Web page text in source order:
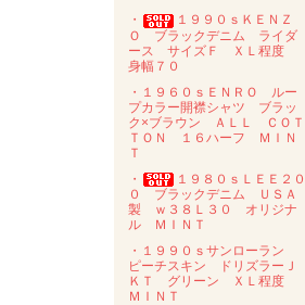
・
１９９０ｓＫＥＮＺ
Ｏ ブラックデニム ライダ
ース サイズＦ ＸＬ程度
身幅７０
・１９６０ｓＥＮＲＯ ルー
プカラー開襟シャツ ブラッ
ク×ブラウン ＡＬＬ ＣＯＴ
ＴＯＮ １６ハーフ ＭＩＮ
Ｔ
・
１９８０ｓＬＥＥ２０
０ ブラックデニム ＵＳＡ
製 ｗ３８Ｌ３０ オリジナ
ル ＭＩＮＴ
・１９９０ｓサンローラン
ピーチスキン ドリズラーＪ
ＫＴ グリーン ＸＬ程度
ＭＩＮＴ